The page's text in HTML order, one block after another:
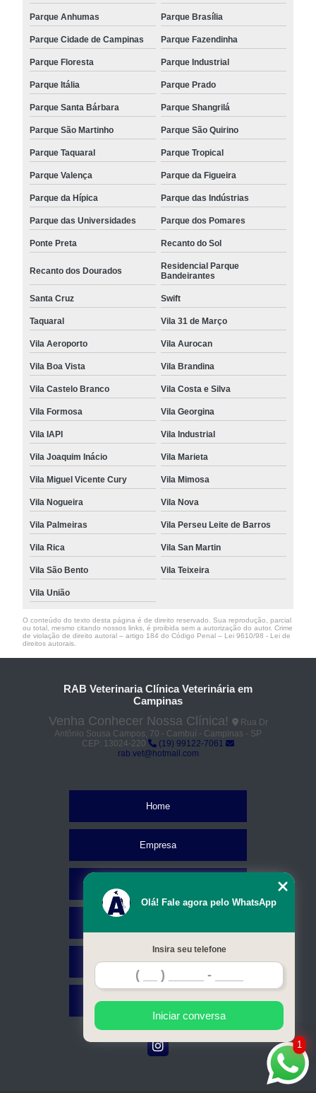
Parque Anhumas Parque Brasília
Parque Cidade de Campinas Parque Fazendinha
Parque Floresta Parque Industrial
Parque Itália Parque Prado
Parque Santa Bárbara Parque Shangrilá
Parque São Martinho Parque São Quirino
Parque Taquaral Parque Tropical
Parque Valença Parque da Figueira
Parque da Hípica Parque das Indústrias
Parque das Universidades Parque dos Pomares
Ponte Preta Recanto do Sol
Recanto dos Dourados
Residencial Parque
Bandeirantes
Santa Cruz Swift
Taquaral Vila 31 de Março
Vila Aeroporto Vila Aurocan
Vila Boa Vista Vila Brandina
Vila Castelo Branco Vila Costa e Silva
Vila Formosa Vila Georgina
Vila IAPI Vila Industrial
Vila Joaquim Inácio Vila Marieta
Vila Miguel Vicente Cury Vila Mimosa
Vila Nogueira Vila Nova
Vila Palmeiras Vila Perseu Leite de Barros
Vila Rica Vila San Martin
Vila São Bento Vila Teixeira
Vila União
O conteúdo do texto desta página é de direito reservado. Sua reprodução, parcial
ou total, mesmo citando nossos links, é proibida sem a autorização do autor. Crime
de violação de direito autoral – artigo 184 do Código Penal – Lei 9610/98 - Lei de
direitos autorais
RAB Veterinaria Clínica Veterinária em
Campinas
Venha Conhecer Nossa Clínica!
Rua Dr
Antônio Sousa Campos, 70 - Cambuí - Campinas - SP
CEP: 13024-220
(19) 99122-7061
rab.vet@hotmail.com
Home
Empresa
Contato
Mapa do site
1
Olá! Fale agora pelo WhatsApp
Insira seu telefone
Iniciar conversa